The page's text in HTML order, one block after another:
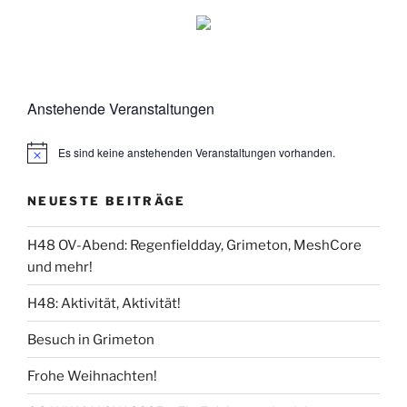
Anstehende Veranstaltungen
Es sind keine anstehenden Veranstaltungen vorhanden.
NEUESTE BEITRÄGE
H48 OV-Abend: Regenfieldday, Grimeton, MeshCore
und mehr!
H48: Aktivität, Aktivität!
Besuch in Grimeton
Frohe Weihnachten!